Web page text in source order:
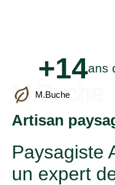
+14ans
M.Buche
M.Buche
Artisan
Paysagiste
un expert